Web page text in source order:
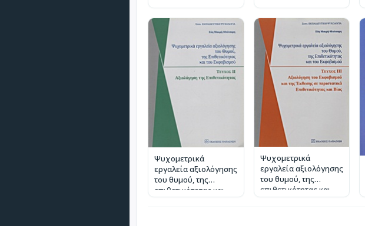
Ψυχομετρικά
εργαλεία αξιολόγησης
του θυμού, της
επιθετικότητας και
Ψυχομετρικά
εργαλεία αξιολόγησης
του θυμού, της
επιθετικότητας και